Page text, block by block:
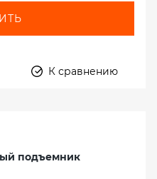
К сравнению
подъемник